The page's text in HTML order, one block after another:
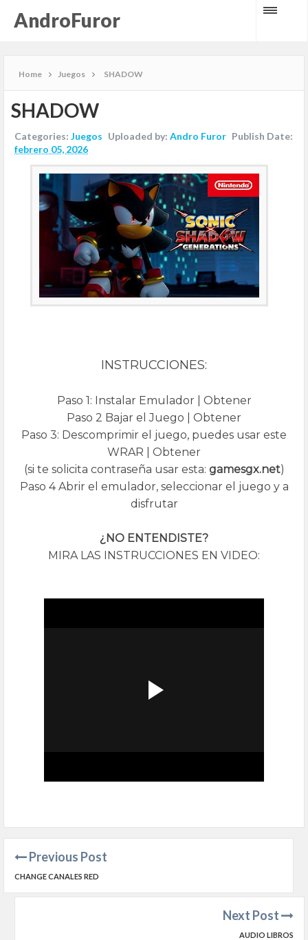
AndroFuror
Home Juegos SHADOW
SHADOW
Categories: Juegos Uploaded by: Andro Furor Publish Date:
febrero 05, 2026
INSTRUCCIONES:
Paso 1: Instalar Emulador | Obtener
Paso 2 Bajar el Juego | Obtener
Paso 3: Descomprimir el juego, puedes usar este
WRAR | Obtener
(si te solicita contraseña usar esta: gamesgx.net)
Paso 4 Abrir el emulador, seleccionar el juego y a
disfrutar
¿NO ENTENDISTE?
MIRA LAS INSTRUCCIONES EN VIDEO:
Previous Post
CHANGE CANALES RED
Next Post
AUDIO LIBROS